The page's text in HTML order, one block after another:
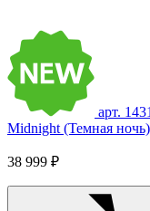
арт.
Midnight (Темная
38 999 ₽